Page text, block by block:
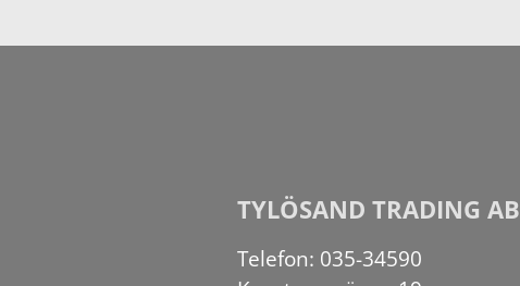
TYLÖSAND TRADING AB
Telefon: 035-34590